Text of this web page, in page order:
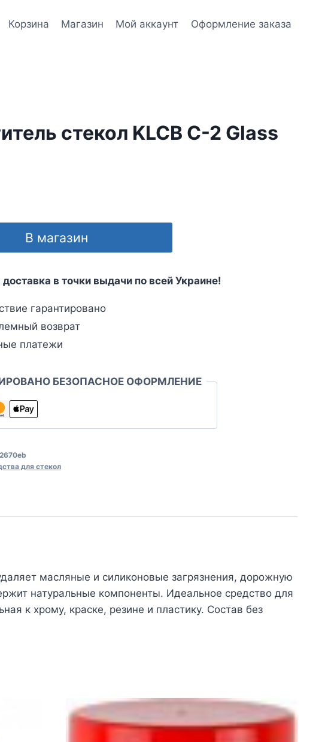
Корзина Магазин Мой аккаунт Оформление заказа
стекол KLCB С-2 Glass
В магазин
доставка в точки выдачи по всей Украине!
гарантировано
возврат
платежи
БЕЗОПАСНОЕ ОФОРМЛЕНИЕ
для стекол
масляные и силиконовые загрязнения, дорожную
натуральные компоненты. Идеальное средство для
к хрому, краске, резине и пластику. Состав без